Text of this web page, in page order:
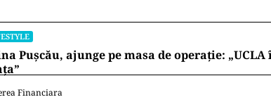
Pușcău, ajunge pe masa de operație:
Financiara